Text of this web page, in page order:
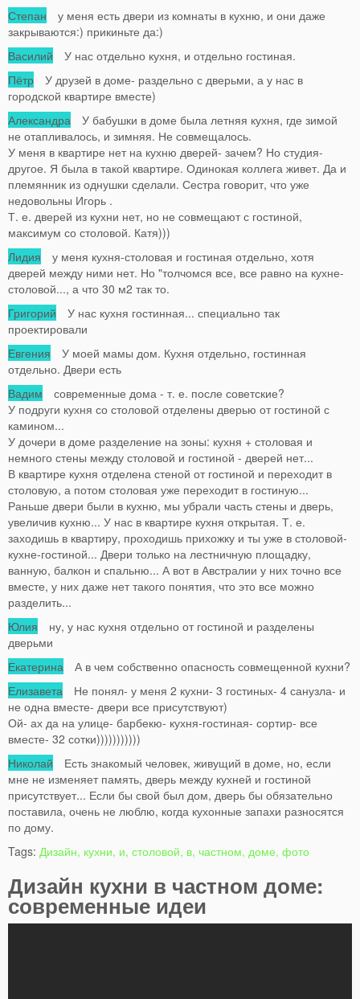
Степан у меня есть двери из комнаты в кухню, и они даже
закрываются:) прикиньте да:)
Василий У нас отдельно кухня, и отдельно гостиная.
Пётр У друзей в доме- раздельно с дверьми, а у нас в
городской квартире вместе)
Александра У бабушки в доме была летняя кухня, где зимой
не отапливалось, и зимняя. Не совмещалось.
У меня в квартире нет на кухню дверей- зачем? Но студия-
другое. Я была в такой квартире. Одинокая коллега живет. Да и
племянник из однушки сделали. Сестра говорит, что уже
недовольны Игорь .
Т. е. дверей из кухни нет, но не совмещают с гостиной,
максимум со столовой. Катя)))
Лидия у меня кухня-столовая и гостиная отдельно, хотя
дверей между ними нет. Но "толчомся все, все равно на кухне-
столовой..., а что 30 м2 так то.
Григорий У нас кухня гостинная... специально так
проектировали
Евгения У моей мамы дом. Кухня отдельно, гостинная
отдельно. Двери есть
Вадим современные дома - т. е. после советские?
У подруги кухня со столовой отделены дверью от гостиной с
камином...
У дочери в доме разделение на зоны: кухня + столовая и
немного стены между столовой и гостиной - дверей нет...
В квартире кухня отделена стеной от гостиной и переходит в
столовую, а потом столовая уже переходит в гостиную...
Раньше двери были в кухню, мы убрали часть стены и дверь,
увеличив кухню... У нас в квартире кухня открытая. Т. е.
заходишь в квартиру, проходишь прихожку и ты уже в столовой-
кухне-гостиной... Двери только на лестничную площадку,
ванную, балкон и спальню... А вот в Австралии у них точно все
вместе, у них даже нет такого понятия, что это все можно
разделить...
Юлия ну, у нас кухня отдельно от гостиной и разделены
дверьми
Екатерина А в чем собственно опасность совмещенной кухни?
Елизавета Не понял- у меня 2 кухни- 3 гостиных- 4 санузла- и
не одна вместе- двери все присутствуют)
Ой- ах да на улице- барбекю- кухня-гостиная- сортир- все
вместе- 32 сотки)))))))))))
Николай Есть знакомый человек, живущий в доме, но, если
мне не изменяет память, дверь между кухней и гостиной
присутствует... Если бы свой был дом, дверь бы обязательно
поставила, очень не люблю, когда кухонные запахи разносятся
по дому.
Tags: Дизайн, кухни, и, столовой, в, частном, доме, фото
Дизайн кухни в частном доме:
современные идеи